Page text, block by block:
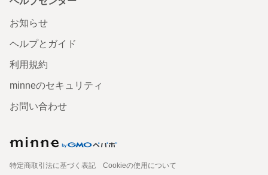
お知らせ
ヘルプとガイド
利用規約
minneのセキュリティ
お問い合わせ
特定商取引法に基づく表記
Cookieの使用について